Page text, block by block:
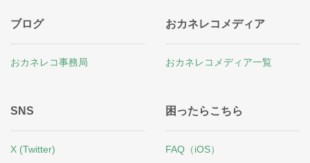
ブログ
おカネレコ事務局
おカネレコメディア
おカネレコメディア一覧
SNS
X (Twitter)
困ったらこちら
FAQ（iOS）